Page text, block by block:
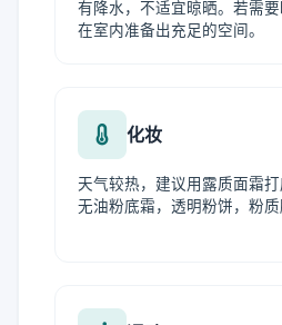
有降水，不适宜晾晒。若需
在室内准备出充足的空间。
化妆
天气较热，建议用露质面霜
无油粉底霜，透明粉饼，粉质